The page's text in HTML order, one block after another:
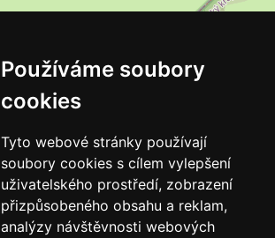
Používáme soubory
cookies
Tyto webové stránky používají
soubory cookies s cílem vylepšení
uživatelského prostředí, zobrazení
přizpůsobeného obsahu a reklam,
analýzy návštěvnosti webových